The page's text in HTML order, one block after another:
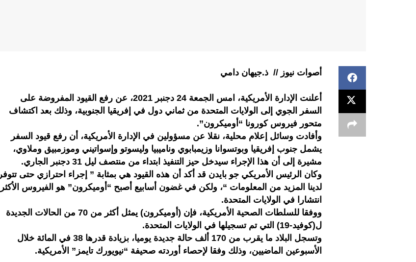
أصوات نيوز // ذ.جيهان دامي
أعلنت الإدارة الأمريكية، امس الجمعة 24 دجنبر 2021، عن رفع القيود المفروضة على
السفر الجوي إلى الولايات المتحدة من ثماني دول في إفريقيا الجنوبية، وذلك بعد اكتشاف
متحور فيروس كورونا “أوميكرون”.
وأفادت وسائل إعلام محلية، نقلا عن مسؤولين في الإدارة الأمريكية، أن رفع قيود السفر
يشمل جنوب إفريقيا وبوتسوانا وزيمبابوي وناميبيا وليسوتو وإسواتيني وموزمبيق وملاوي،
مشيرة إلى أن هذا الإجراء سيدخل حيز التنفيذ ابتداء من منتصف ليل 31 دجنبر الجاري.
وكان الرئيس الأمريكي جو بايدن قد أكد أن هذه القيود هي بمثابة ” إجراء احترازي حتى تتوفر
لدينا المزيد من المعلومات “، ولكن في غضون أسابيع أصبح “أوميكرون” هو الفيروس الأكثر
انتشارا في الولايات المتحدة.
ووفقا للسلطات الصحية الأمريكية، فإن (أوميكرون) يمثل أكثر من 70 من الحالات الجديدة
ل(كوفيد-19) التي تم تسجيلها في الولايات المتحدة.
وتسجل البلاد ما يقرب من 170 ألف حالة جديدة يوميا، بزيادة قدرها 38 في المائة خلال
الأسبوعين الماضيين، وذلك وفقا لإحصاء أوردته صحيفة “نيويورك تايمز” الأمريكية.